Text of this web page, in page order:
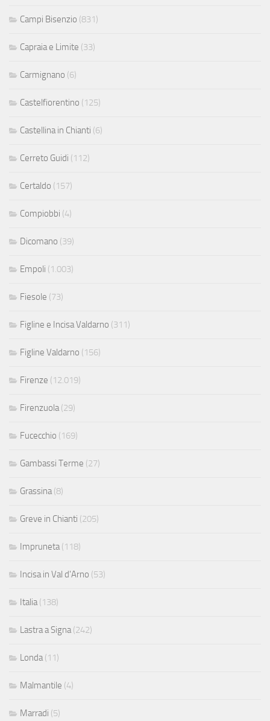
Campi Bisenzio (831)
Capraia e Limite (33)
Carmignano (6)
Castelfiorentino (125)
Castellina in Chianti (6)
Cerreto Guidi (112)
Certaldo (157)
Compiobbi (4)
Dicomano (39)
Empoli (1.003)
Fiesole (73)
Figline e Incisa Valdarno (311)
Figline Valdarno (156)
Firenze (12.019)
Firenzuola(29)
Fucecchio (169)
Gambassi Terme (27)
Grassina(8)
Greve in Chianti (205)
Impruneta(118)
Incisa in Val d'Arno (53)
Italia(138)
Lastra a Signa(242)
Londa(11)
Malmantile (4)
Marradi (5)